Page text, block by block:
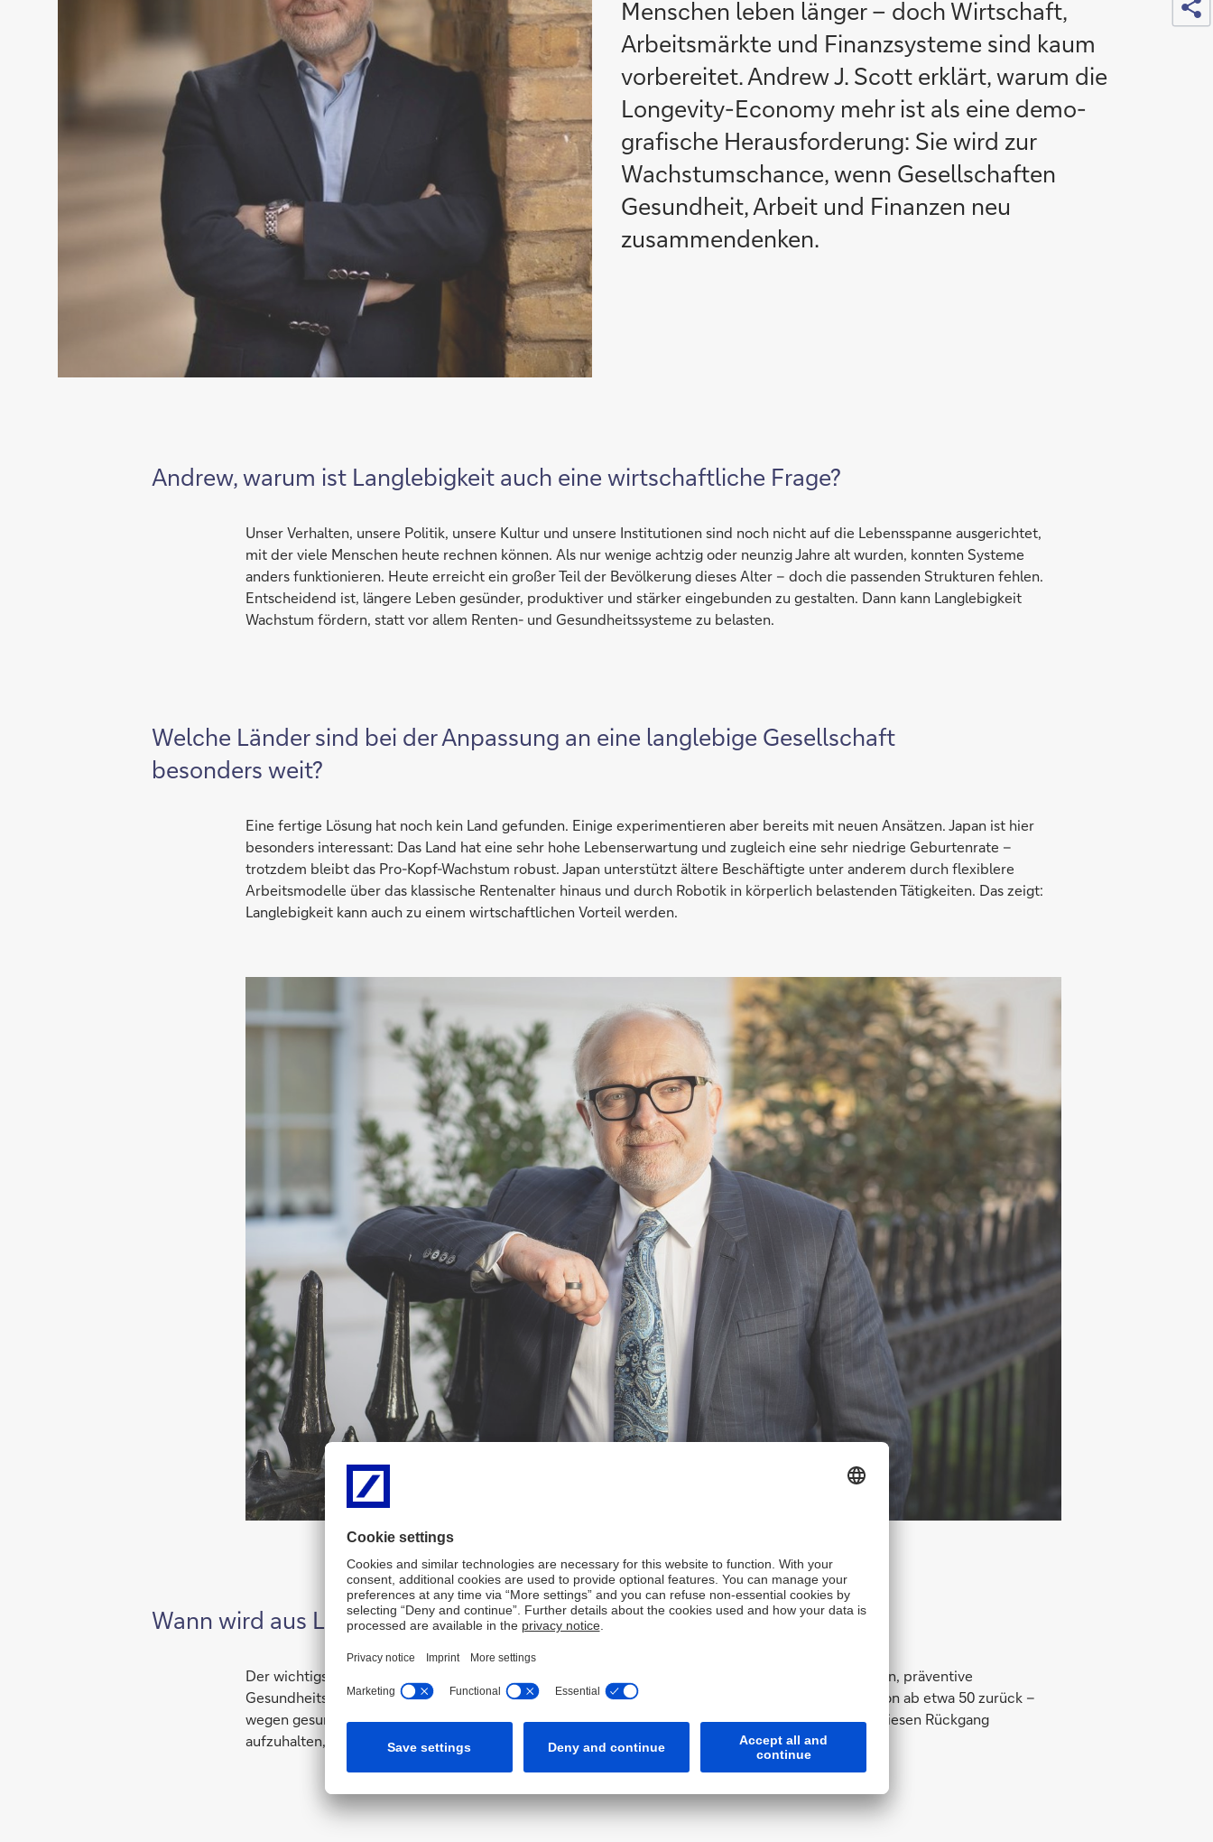
Menschen leben länger – doch Wirtschaft,
Arbeitsmärkte und Finanzsysteme sind kaum
vorbereitet. Andrew J. Scott erklärt, warum die
Longevity-Economy mehr ist als eine demo­
grafische Herausforderung: Sie wird zur
Wachstumschance, wenn Gesellschaften
Gesundheit, Arbeit und Finanzen neu
zusammendenken.
Andrew, warum ist Langlebigkeit auch eine wirtschaftliche Frage?
Unser Verhalten, unsere Politik, unsere Kultur und unsere Institutionen sind noch nicht auf die Lebensspanne ausgerichtet,
mit der viele Menschen heute rechnen können. Als nur wenige achtzig oder neunzig Jahre alt wurden, konnten Systeme
anders funktionieren. Heute erreicht ein großer Teil der Bevölkerung dieses Alter – doch die passenden Strukturen fehlen.
Entscheidend ist, längere Leben gesünder, produktiver und stärker eingebunden zu gestalten. Dann kann Langlebigkeit
Wachstum fördern, statt vor allem Renten- und Gesundheitssysteme zu belasten.
Welche Länder sind bei der Anpassung an eine langlebige Gesellschaft
besonders weit?
Eine fertige Lösung hat noch kein Land gefunden. Einige experimentieren aber bereits mit neuen Ansätzen. Japan ist hier
besonders interessant: Das Land hat eine sehr hohe Lebenserwartung und zugleich eine sehr niedrige Geburtenrate –
trotzdem bleibt das Pro-Kopf-Wachstum robust. Japan unterstützt ältere Beschäftigte unter anderem durch flexiblere
Arbeitsmodelle über das klassische Rentenalter hinaus und durch Robotik in körperlich belastenden Tätigkeiten. Das zeigt:
Langlebigkeit kann auch zu einem wirtschaftlichen Vorteil werden.
Wann wird aus Langlebigkeit eine wirtschaftliche Dividende?
Der wichtigste Hebel sind Investitionen in das Humankapital älterer Menschen: lebenslanges Lernen, präventive
Gesundheitssysteme und altersfreundliche Arbeitsplätze. Die Erwerbsbeteiligung geht häufig schon ab etwa 50 zurück –
wegen gesundheitlicher Einschränkungen, fehlender Qualifikationen oder Altersdiskriminierung. Diesen Rückgang
aufzuhalten, ist zentral für künftiges Wachstum.